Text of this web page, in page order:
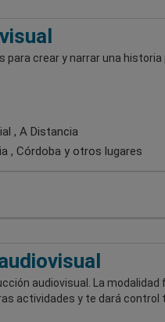
crear y narrar una historia
, A Distancia
, Córdoba y otros lugares
audiovisual. La modalidad
actividades y te dará control